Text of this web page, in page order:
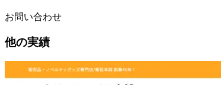
お問い合わせ
他の実績